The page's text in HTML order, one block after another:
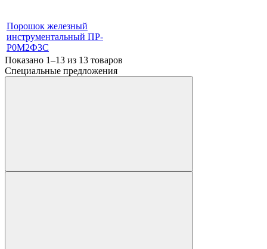
Порошок железный
инструментальный ПР-
Р0М2Ф3С
Показано 1–13 из 13 товаров
Специальные предложения